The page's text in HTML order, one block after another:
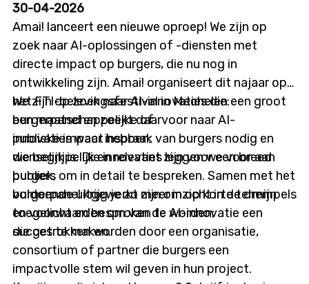
beelden ook geanalyseerd door VITO. De eerste
resultaten worden binnenkort verwacht en zullen
inzicht geven in het type en de verspreiding van
zwerfvuil. Voorlopige bevindingen tonen dat
sigarettenpeuken het meest voorkomen, gevolgd
door papierafval en PMD. Deze inzichten zullen
gebruikt worden om in gesprek te gaan met
beleidsmakers.
30-04-2026
Amai! lanceert een nieuwe oproep! We zijn op
zoek naar AI-oplossingen of -diensten met
directe impact op burgers, die nu nog in
ontwikkeling zijn. Amai! organiseert dit najaar op
het FTI-belevingsfestival in Mechelen een groot
burgerpanel en zoekt daarvoor naar AI-
innovaties waar inspraak van burgers nodig en
wenselijk is. Die innovaties leggen we voor aan
burgers om in detail te bespreken. Samen met het
burgerpanel krijg je zo meer inzicht in de drempels
en voorwaarden om van de AI-innovatie een
succes te maken.
We zijn op zoek naar AI-innovaties die:
een maatschappelijke of
publieke impact hebben;
die begrijpelijk en relevant zijn voor een breed
publiek;
voldoende uitgewerkt zijn om op korte termijn
toegelicht en besproken te worden;
die getrokken worden door een organisatie,
consortium of partner die burgers een
impactvolle stem wil geven in hun project.